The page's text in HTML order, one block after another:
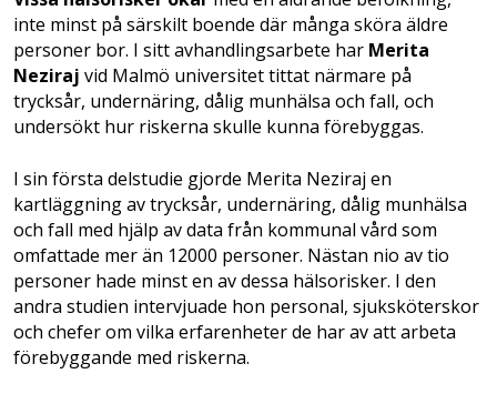
inte minst på särskilt boende där många sköra äldre
personer bor. I sitt avhandlingsarbete har Merita
Neziraj vid Malmö universitet tittat närmare på
trycksår, undernäring, dålig munhälsa och fall, och
undersökt hur riskerna skulle kunna förebyggas.
I sin första delstudie gjorde Merita Neziraj en
kartläggning av trycksår, undernäring, dålig munhälsa
och fall med hjälp av data från kommunal vård som
omfattade mer än 12000 personer. Nästan nio av tio
personer hade minst en av dessa hälsorisker. I den
andra studien intervjuade hon personal, sjuksköterskor
och chefer om vilka erfarenheter de har av att arbeta
förebyggande med riskerna.